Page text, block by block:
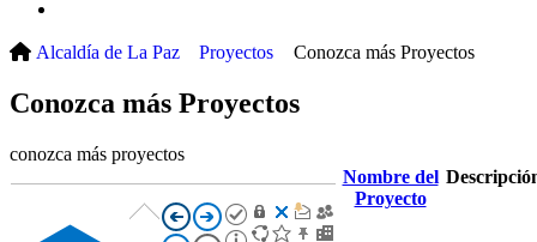
Alcaldía de La Paz Proyectos Conozca más Proyectos
Conozca más Proyectos
​conozca ​más proyectos
Nombre del
Proyecto